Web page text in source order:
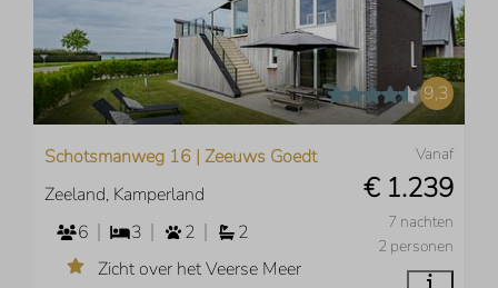
9,3
Vanaf
€ 1.239
7 nachten
2 personen
Schotsmanweg 16 | Zeeuws Goedt
Zeeland, Kamperland
6
3 2
2
Zicht over het Veerse Meer